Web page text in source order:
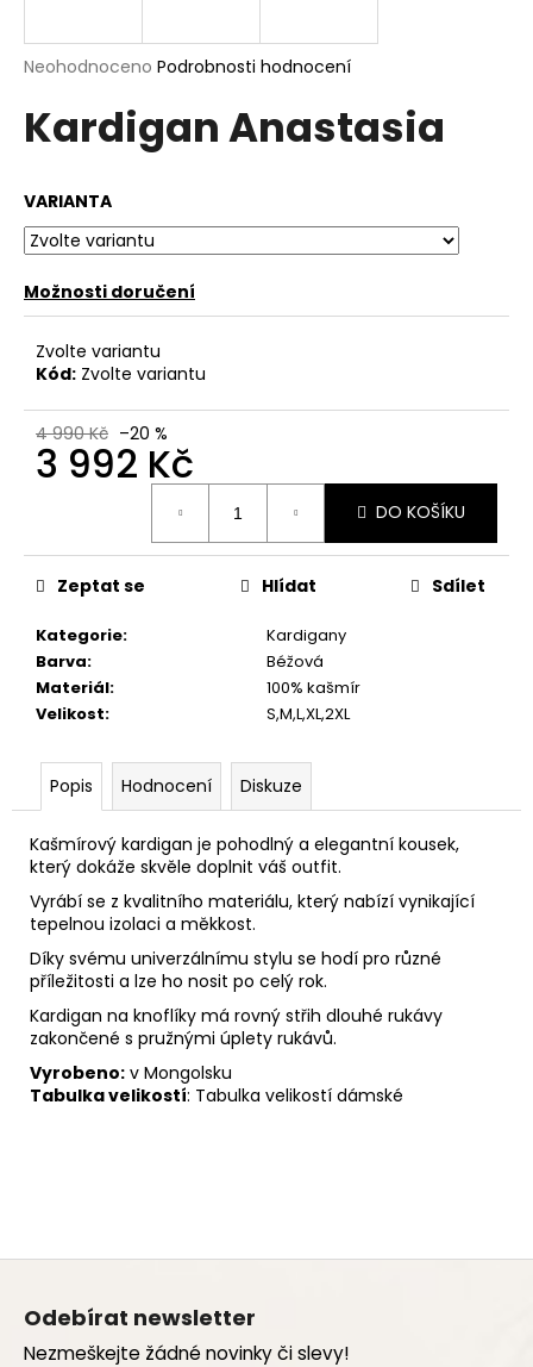
Průměrné
produktu
je
5
hvězdiček.
Neohodnoceno Podrobnosti hodnocení
Kardigan Anastasia
VARIANTA
Možnosti doručení
Zvolte variantu
Kód: Zvolte variantu
4 990 Kč –20 %
3 992 Kč
DO KOŠÍKU
Kategorie:
Kardigany
Barva:
Béžová
Materiál:
100% kašmír
Velikost: S,M,L,XL,2XL
Zeptat se Hlídat Sdílet
Popis Hodnocení Diskuze
Kašmírový kardigan je pohodlný a elegantní kousek,
který dokáže skvěle doplnit váš outfit.
Vyrábí se z kvalitního materiálu, který nabízí vynikající
tepelnou izolaci a měkkost.
Díky svému univerzálnímu stylu se hodí pro různé
příležitosti a lze ho nosit po celý rok.
Kardigan na knoflíky má rovný střih dlouhé rukávy
zakončené s pružnými úplety rukávů.
Vyrobeno: v Mongolsku
Tabulka velikostí: Tabulka velikostí dámské
j
t
?
D
o
p
o
u
m
e
Z
Odebírat newsletter
Nezmeškejte žádné novinky či slevy!